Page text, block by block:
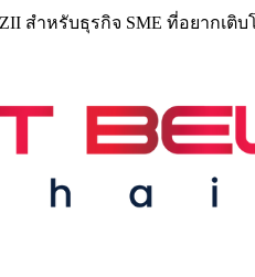
สำหรับธุรกิจ SME ที่อยากเติ